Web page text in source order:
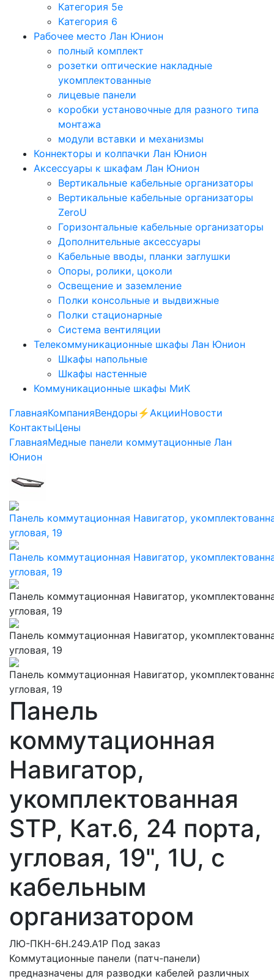
Категория 5e
Категория 6
Рабочее место Лан Юнион
полный комплект
розетки оптические накладные
укомплектованные
лицевые панели
коробки установочные для разного типа
монтажа
модули вставки и механизмы
Коннекторы и колпачки Лан Юнион
Аксессуары к шкафам Лан Юнион
Вертикальные кабельные организаторы
Вертикальные кабельные организаторы
ZeroU
Горизонтальные кабельные организаторы
Дополнительные аксессуары
Кабельные вводы, планки заглушки
Опоры, ролики, цоколи
Освещение и заземление
Полки консольные и выдвижные
Полки стационарные
Система вентиляции
Телекоммуникационные шкафы Лан Юнион
Шкафы напольные
Шкафы настенные
Коммуникационные шкафы МиК
ГлавнаяКомпанияВендоры ⚡️АкцииНовости
КонтактыЦены
ГлавнаяМедные панели коммутационные Лан
Юнион
Панель
коммутационная
Навигатор,
укомплектованная
STP, Кат.6, 24 порта,
угловая, 19", 1U, с
кабельным
организатором
ЛЮ-ПКН-6Н.24Э.А1Р Под заказ
Коммутационные панели (патч-панели)
предназначены для разводки кабелей различных